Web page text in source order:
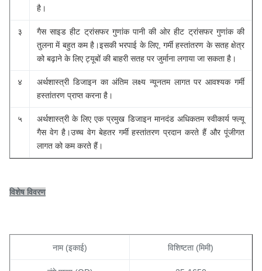
है।
३
गैस साइड हीट ट्रांसफर गुणांक पानी की ओर हीट ट्रांसफर गुणांक की
तुलना में बहुत कम है।इसकी भरपाई के लिए, गर्मी हस्तांतरण के सतह क्षेत्र
को बढ़ाने के लिए ट्यूबों की बाहरी सतह पर जुर्माना लगाया जा सकता है।
४
अर्थशास्त्री डिजाइन का अंतिम लक्ष्य न्यूनतम लागत पर आवश्यक गर्मी
हस्तांतरण प्राप्त करना है।
५
अर्थशास्त्री के लिए एक प्रमुख डिजाइन मानदंड अधिकतम स्वीकार्य फ्ल्यू
गैस वेग है।उच्च वेग बेहतर गर्मी हस्तांतरण प्रदान करते हैं और पूंजीगत
लागत को कम करते हैं।
विशेष विवरण
नाम (इकाई) विशिष्टता (मिमी)